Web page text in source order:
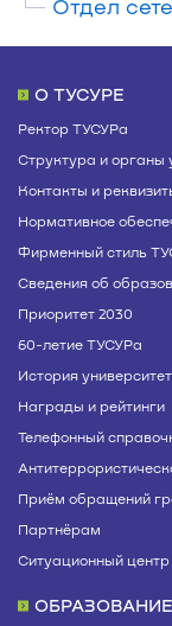
Отдел
О ТУСУРЕ
Ректор ТУСУРа
Структура и органы
Контакты и
Нормативное
Фирменный стиль
Сведения об
Приоритет 2030
60-летие ТУСУРа
История
Награды и рейтинги
Телефонный
Приём обращений
Партнёрам
Ситуационный центр
ОБРАЗОВАНИЕ